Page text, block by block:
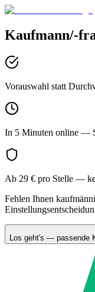
Kaufmann/-
Vorauswahl statt
In 5 Minuten online —
Ab 29 € pro Stelle —
Fehlen Ihnen
Los geht's — passende